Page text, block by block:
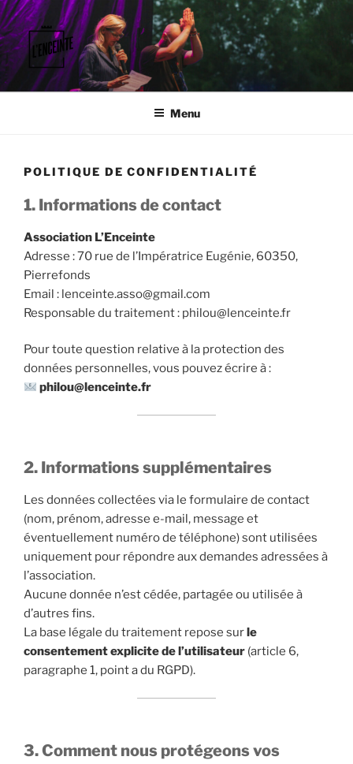
Aller
au
contenu
principal
L'ENCEINTE
Faisons vibrer le territoire.
Menu
POLITIQUE DE CONFIDENTIALITÉ
1. Informations de contact
Association L’Enceinte
Adresse : 70 rue de l’Impératrice Eugénie, 60350,
Pierrefonds
Email : lenceinte.asso@gmail.com
Responsable du traitement : philou@lenceinte.fr
Pour toute question relative à la protection des
données personnelles, vous pouvez écrire à :
philou@lenceinte.fr
2. Informations supplémentaires
Les données collectées via le formulaire de contact
(nom, prénom, adresse e-mail, message et
éventuellement numéro de téléphone) sont utilisées
uniquement pour répondre aux demandes adressées à
l’association.
Aucune donnée n’est cédée, partagée ou utilisée à
d’autres fins.
La base légale du traitement repose sur le
consentement explicite de l’utilisateur (article 6,
paragraphe 1, point a du RGPD).
3. Comment nous protégeons vos